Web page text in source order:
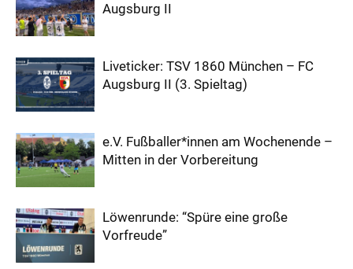
Augsburg II
Liveticker: TSV 1860 München – FC
Augsburg II (3. Spieltag)
e.V. Fußballer*innen am Wochenende –
Mitten in der Vorbereitung
Löwenrunde: “Spüre eine große
Vorfreude”